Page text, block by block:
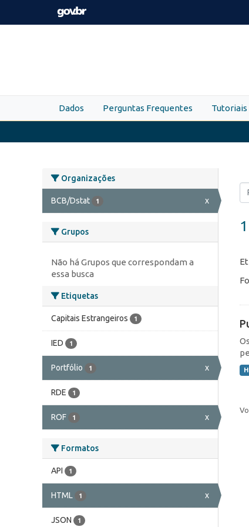
Skip to main content
Dados Perguntas Frequentes Tutoriais
Organizações
BCB/Dstat 1 x
Grupos
Não há Grupos que correspondam a
essa busca
Etiquetas
Capitais Estrangeiros 1
IED 1
Portfólio 1 x
RDE 1
ROF 1 x
Formatos
API 1
HTML 1 x
JSON 1